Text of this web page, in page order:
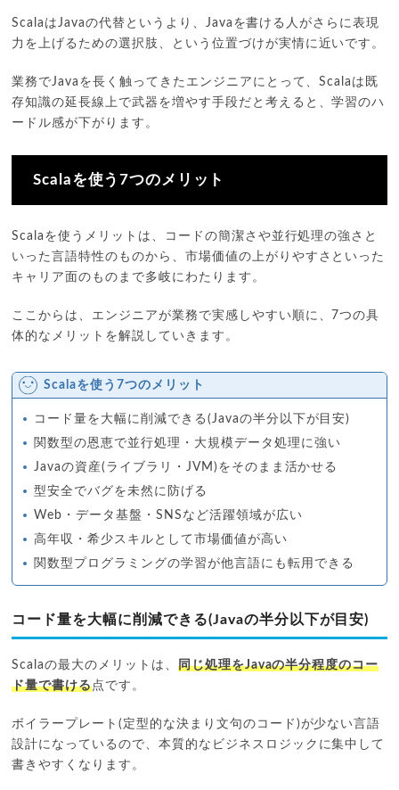
ScalaはJavaの代替というより、Javaを書ける人がさらに表現
力を上げるための選択肢、という位置づけが実情に近いです。
業務でJavaを長く触ってきたエンジニアにとって、Scalaは既
存知識の延長線上で武器を増やす手段だと考えると、学習のハ
ードル感が下がります。
Scalaを使う7つのメリット
Scalaを使うメリットは、コードの簡潔さや並行処理の強さと
いった言語特性のものから、市場価値の上がりやすさといった
キャリア面のものまで多岐にわたります。
ここからは、エンジニアが業務で実感しやすい順に、7つの具
体的なメリットを解説していきます。
Scalaを使う7つのメリット
コード量を大幅に削減できる(Javaの半分以下が目安)
関数型の恩恵で並行処理・大規模データ処理に強い
Javaの資産(ライブラリ・JVM)をそのまま活かせる
型安全でバグを未然に防げる
Web・データ基盤・SNSなど活躍領域が広い
高年収・希少スキルとして市場価値が高い
関数型プログラミングの学習が他言語にも転用できる
コード量を大幅に削減できる(Javaの半分以下が目安)
Scalaの最大のメリットは、 同じ処理をJavaの半分程度のコー
ド量で書ける点です。
ボイラープレート(定型的な決まり文句のコード)が少ない言語
設計になっているので、本質的なビジネスロジックに集中して
書きやすくなります。